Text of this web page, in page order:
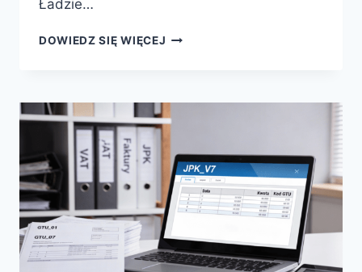
Ładzie…
DOWIEDZ SIĘ WIĘCEJ ODPOWIEDZIALNOŚĆ
ŁAD